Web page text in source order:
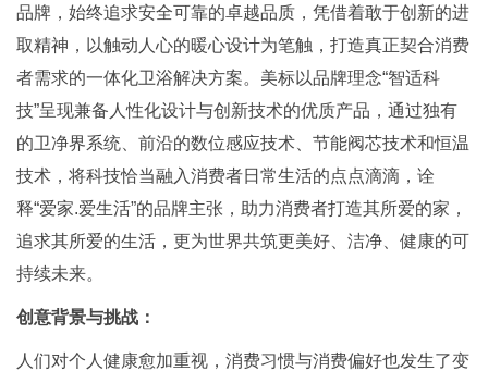
品牌，始终追求安全可靠的卓越品质，凭借着敢于创新的进
取精神，以触动人心的暖心设计为笔触，打造真正契合消费
者需求的一体化卫浴解决方案。美标以品牌理念“智适科
技”呈现兼备人性化设计与创新技术的优质产品，通过独有
的卫净界系统、前沿的数位感应技术、节能阀芯技术和恒温
技术，将科技恰当融入消费者日常生活的点点滴滴，诠
释“爱家.爱生活”的品牌主张，助力消费者打造其所爱的家，
追求其所爱的生活，更为世界共筑更美好、洁净、健康的可
持续未来。
创意背景与挑战：
人们对个人健康愈加重视，消费习惯与消费偏好也发生了变